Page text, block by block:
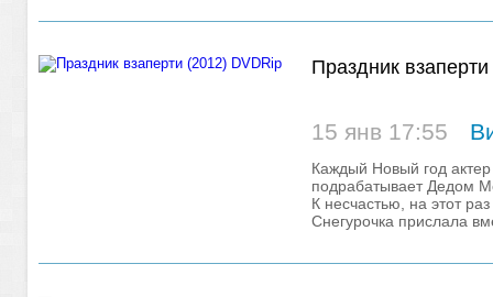
Праздник
15 янв 17:55
Каждый Новый год
подрабатывает Дедом
К несчастью, на этот
Снегурочка прислала